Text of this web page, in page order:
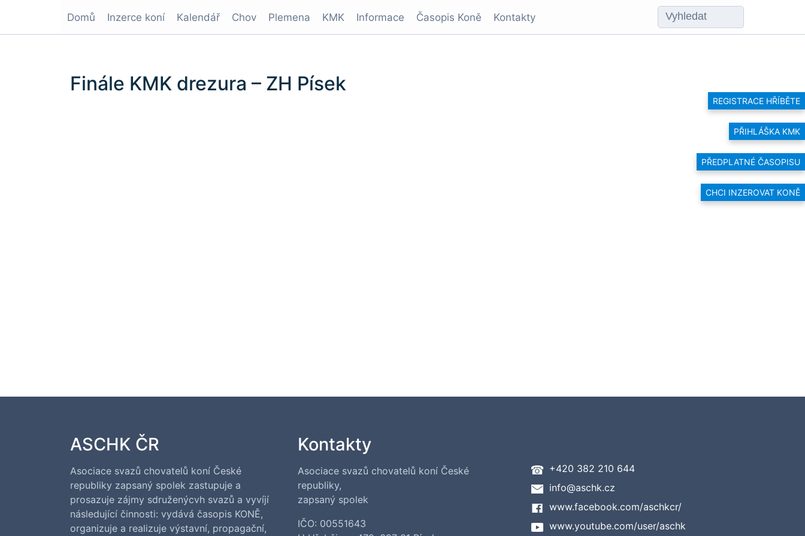
REGISTRACE HŘÍBĚTE
PŘIHLÁŠKA KMK
PŘEDPLATNÉ ČASOPISU
CHCI INZEROVAT KONĚ
Domů Inzerce koní Kalendář Chov Plemena KMK Informace Časopis Koně Kontakty
Finále KMK drezura – ZH Písek
ASCHK ČR
Asociace svazů chovatelů koní České
republiky zapsaný spolek zastupuje a
prosazuje zájmy sdruženýcvh svazů a vyvíjí
následující činnosti: vydává časopis KONĚ,
organizuje a realizuje výstavní, propagační,
Kontakty
Asociace svazů chovatelů koní České
republiky,
zapsaný spolek
IČO: 00551643
+420 382 210 644
info@aschk.cz
www.facebook.com/aschkcr/
www.youtube.com/user/aschk